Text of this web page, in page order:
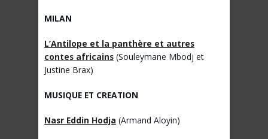
MILAN
L’Antilope et la panthère et autres
contes africains (Souleymane Mbodj et
Justine Brax)
MUSIQUE ET CREATION
Nasr Eddin Hodja (Armand Aloyin)